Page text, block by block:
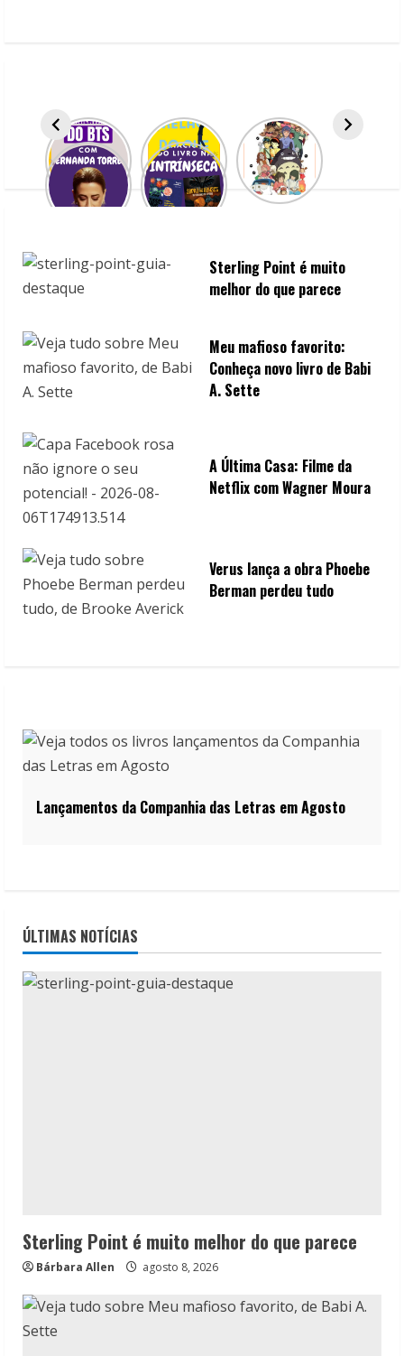
n
g
Sterling Point é muito
melhor do que parece
Meu mafioso favorito:
Conheça novo livro de Babi
A. Sette
A Última Casa: Filme da
Netflix com Wagner Moura
Verus lança a obra Phoebe
Berman perdeu tudo
Lançamentos da Companhia das Letras em Agosto
ÚLTIMAS NOTÍCIAS
Sterling Point é muito melhor do que parece
Bárbara Allen agosto 8, 2026